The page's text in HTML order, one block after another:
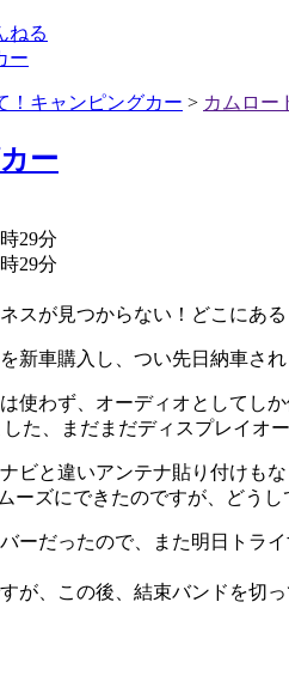
ねる
ー
！キャンピングカー > カムロー
ー
29分
29分
スが見つからない！どこにある
新車購入し、つい先日納車さ
使わず、オーディオとしてし
た、まだまだディスプレイオ
ビと違いアンテナ貼り付けも
ーズにできたのですが、どう
ーだったので、また明日トラ
が、この後、結束バンドを切